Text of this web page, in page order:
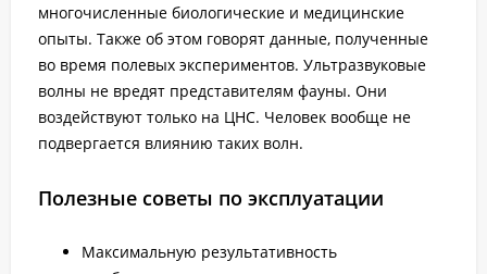
многочисленные биологические и медицинские
опыты. Также об этом говорят данные, полученные
во время полевых экспериментов. Ультразвуковые
волны не вредят представителям фауны. Они
воздействуют только на ЦНС. Человек вообще не
подвергается влиянию таких волн.
Полезные советы по эксплуатации
Максимальную результативность